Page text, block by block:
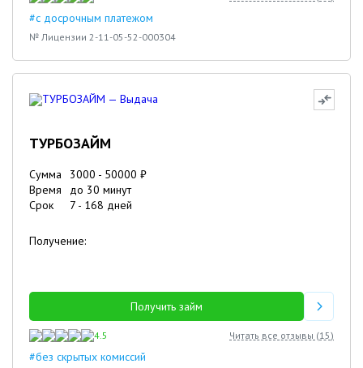
#с досрочным платежом
№ Лицензии 2-11-05-52-000304
ТУРБОЗАЙМ
Сумма 3000 - 50000 ₽
Время
до 30 минут
Срок
7 - 168 дней
Получение:
Получить займ
4.5 Читать все отзывы (15)
#без скрытых комиссий